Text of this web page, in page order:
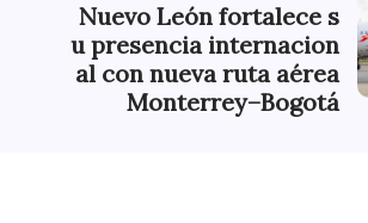
Nuevo León fortalece s
u presencia internacion
al con nueva ruta aérea
Monterrey–Bogotá